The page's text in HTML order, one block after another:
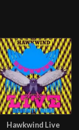
Hawkwind Live